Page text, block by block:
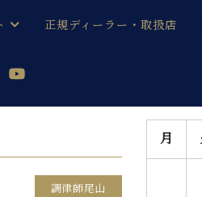
内
正規ディーラー・取扱店
調律師尾山
月